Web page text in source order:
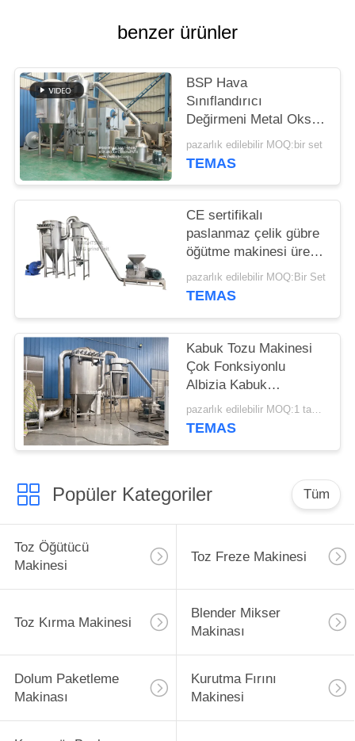
POLICY
benzer ürünler
BSP Hava
Sınıflandırıcı
Değirmeni Metal Oksit
Hava Sınıflandırıcısı
Metal Oksit ACM
pazarlık edilebilir MOQ:bir set
TEMAS
CE sertifikalı
paslanmaz çelik gübre
öğütme makinesi üre
iğne değirmeni
pazarlık edilebilir MOQ:Bir Set
TEMAS
Kabuk Tozu Makinesi
Çok Fonksiyonlu
Albizia Kabuk
Pulverizer Mill
pazarlık edilebilir MOQ:1 takım
TEMAS
Popüler Kategoriler Tüm
Toz Öğütücü
Makinesi
Toz Freze Makinesi
Toz Kırma Makinesi
Blender Mikser
Makinası
Dolum Paketleme
Makinası
Kurutma Fırını
Makinesi